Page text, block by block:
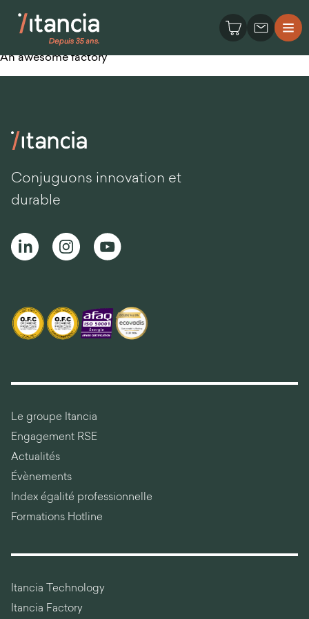
An awesome factory
Conjuguons innovation et
durable
Le groupe Itancia
Engagement RSE
Actualités
Évènements
Index égalité professionnelle
Formations Hotline
Itancia Technology
Itancia Factory